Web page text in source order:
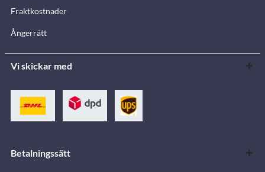
Fraktkostnader
Ångerrätt
Vi skickar med
Betalningssätt